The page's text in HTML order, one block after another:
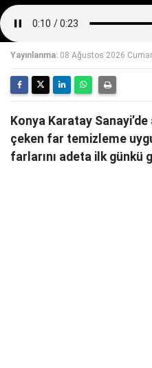
Yayınlanma: 08 Ağustos 2026
Konya Karatay
çeken far temizleme
farlarını adeta ilk günkü